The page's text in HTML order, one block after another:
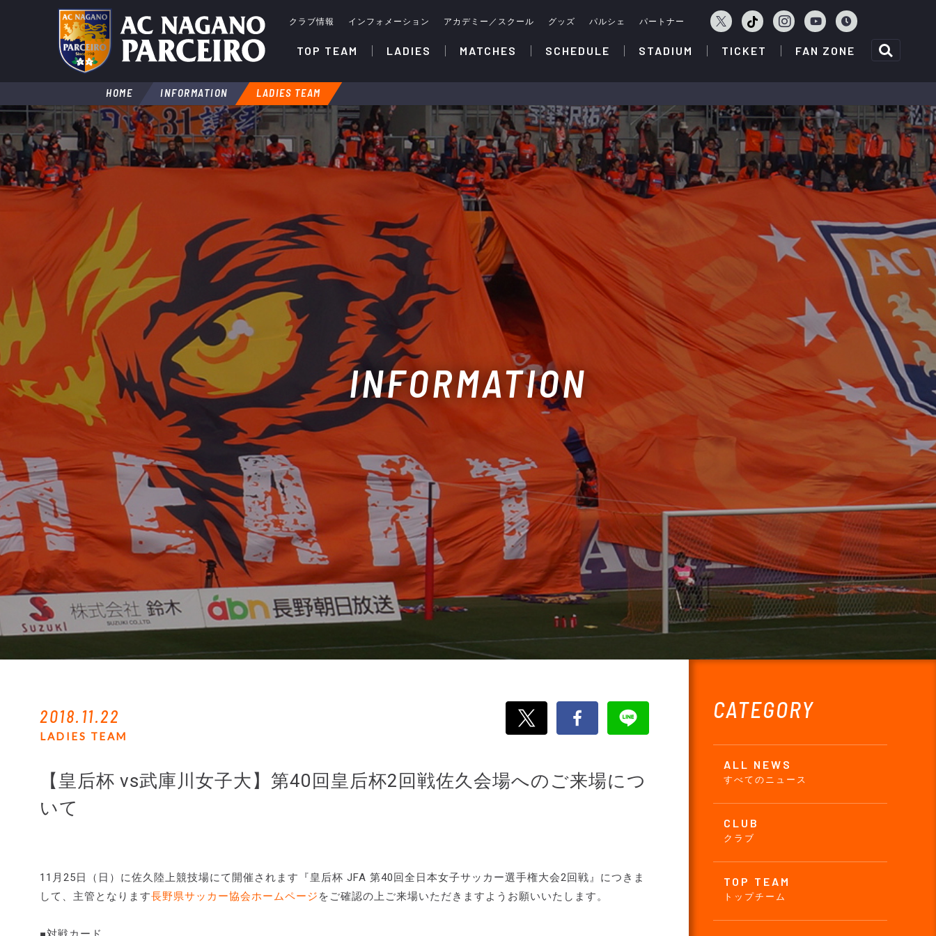
クラブ情報 インフォメーション アカデミー／スクール グッズ パルシェ パートナー
TOP TEAM LADIES MATCHES SCHEDULE STADIUM TICKET FAN ZONE
HOME INFORMATION LADIES TEAM
INFORMATION
CATEGORY
ALL NEWS
すべてのニュース
CLUB
クラブ
TOP TEAM
トップチーム
2018.11.22
LADIES TEAM
【皇后杯 vs武庫川女子大】第40回皇后杯2回戦佐久会場へのご来場につ
いて
11月25日（日）に佐久陸上競技場にて開催されます『皇后杯 JFA 第40回全日本女子サッカー選手権大会2回戦』につきま
して、主管となります長野県サッカー協会ホームページ をご確認の上ご来場いただきますようお願いいたします。